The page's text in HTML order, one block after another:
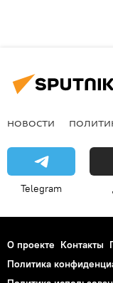
НОВОСТИ
Telegram
О проекте Контакты
Политика